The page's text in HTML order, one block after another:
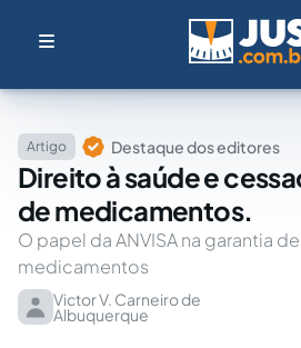
Artigo Destaque dos editores
Direito à saúde e
de medicamentos.
O papel da ANVISA na garantia
medicamentos
Victor V. Carneiro de
Albuquerque